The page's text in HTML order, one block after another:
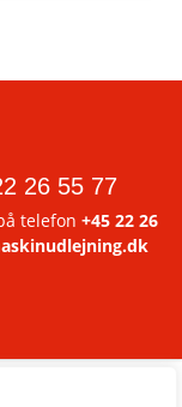
26 55 77
telefon +45 22 26